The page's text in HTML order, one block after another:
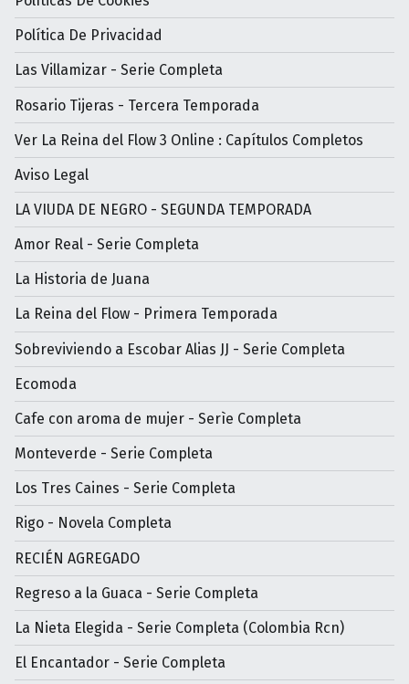
Política De Privacidad
Las Villamizar - Serie Completa
Rosario Tijeras - Tercera Temporada
Ver La Reina del Flow 3 Online : Capítulos Completos
Aviso Legal
LA VIUDA DE NEGRO - SEGUNDA TEMPORADA
Amor Real - Serie Completa
La Historia de Juana
La Reina del Flow - Primera Temporada
Sobreviviendo a Escobar Alias JJ - Serie Completa
Ecomoda
Cafe con aroma de mujer - Serìe Completa
Monteverde - Serie Completa
Los Tres Caines - Serie Completa
Rigo - Novela Completa
RECIÉN AGREGADO
Regreso a la Guaca - Serie Completa
La Nieta Elegida - Serie Completa (Colombia Rcn)
El Encantador - Serie Completa